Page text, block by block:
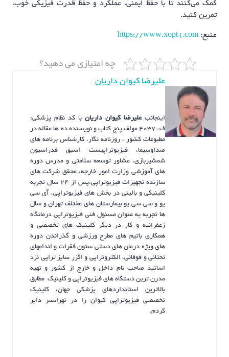
کمک می‌کنند تا با حفظ ایمنی، عملکرد و حفظ قدرت فیزیکی خوب،
تمرین کنید.
منبع: https://www.xopt1.com
چه امتیازی می دهید؟
علیرضا کیوان داریان
اینجانبعلیرضا کیوان داریان با کد نظام پزشکی:
ف-4037 مولف پنج کتاب و نویسنده ده ها مقاله در
مطبوعات کشور ، روزنامه نگار، کارشناس برنامه های
صداوسیما، فیزیوتراپیست اسبق فدراسیون
شمشیربازی، مشاور توسعه سلامتی و مدرس دوره
های آموزشی وزارت امور خارجه، محقق شرکت های
سازنده تجهیزات فیزیوتراپی،پس از ۲۴ سال تجربه
کلینیکی و بالینی در بخش های فیزیوتراپی، آی سی
یو و سی سی یو بیمارستان های مختلف تهران و سال
ها تجربه به عنوان مسئول فنی فیزیوتراپی درمانگاه
زعفرانیه و کار در دیگر کلینیک های تخصصی و
همکاری باتیم های مطرح ورزشی و گذراندن دوره
های ویژه درمان های دستی ستون فقرات و اندامهای
تحتانی و فوقانی، الکتروتراپی و اگزر سایز تراپی نزد
اساتید صاحب نام داخل و خارج از کشور و تهیه
مدرن ترین دستگاه های فیزیوتراپی و کلینیک مطابق
بالاترین استانداردهای پزشکی جهان، کلینیک
تخصصی فیزیوتراپی کیوان را در تهرانسر دایر
کردم.